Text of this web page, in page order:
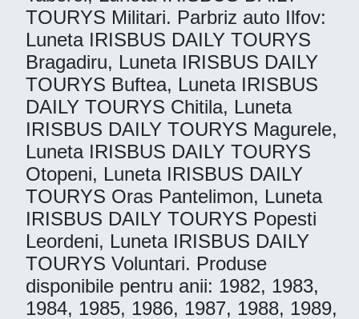
TOURYS Militari. Parbriz auto Ilfov:
Luneta IRISBUS DAILY TOURYS
Bragadiru, Luneta IRISBUS DAILY
TOURYS Buftea, Luneta IRISBUS
DAILY TOURYS Chitila, Luneta
IRISBUS DAILY TOURYS Magurele,
Luneta IRISBUS DAILY TOURYS
Otopeni, Luneta IRISBUS DAILY
TOURYS Oras Pantelimon, Luneta
IRISBUS DAILY TOURYS Popesti
Leordeni, Luneta IRISBUS DAILY
TOURYS Voluntari. Produse
disponibile pentru anii: 1982, 1983,
1984, 1985, 1986, 1987, 1988, 1989,